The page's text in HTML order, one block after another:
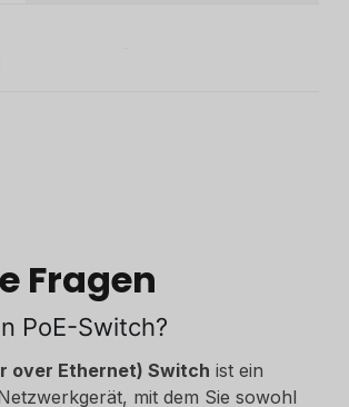
Fragen
PoE-Switch?
over Ethernet) Switch ist ein
mit dem Sie sowohl